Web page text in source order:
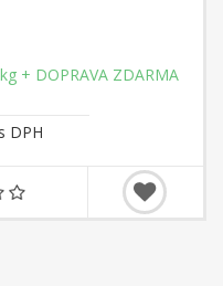
+ DOPRAVA ZDARMA
DPH